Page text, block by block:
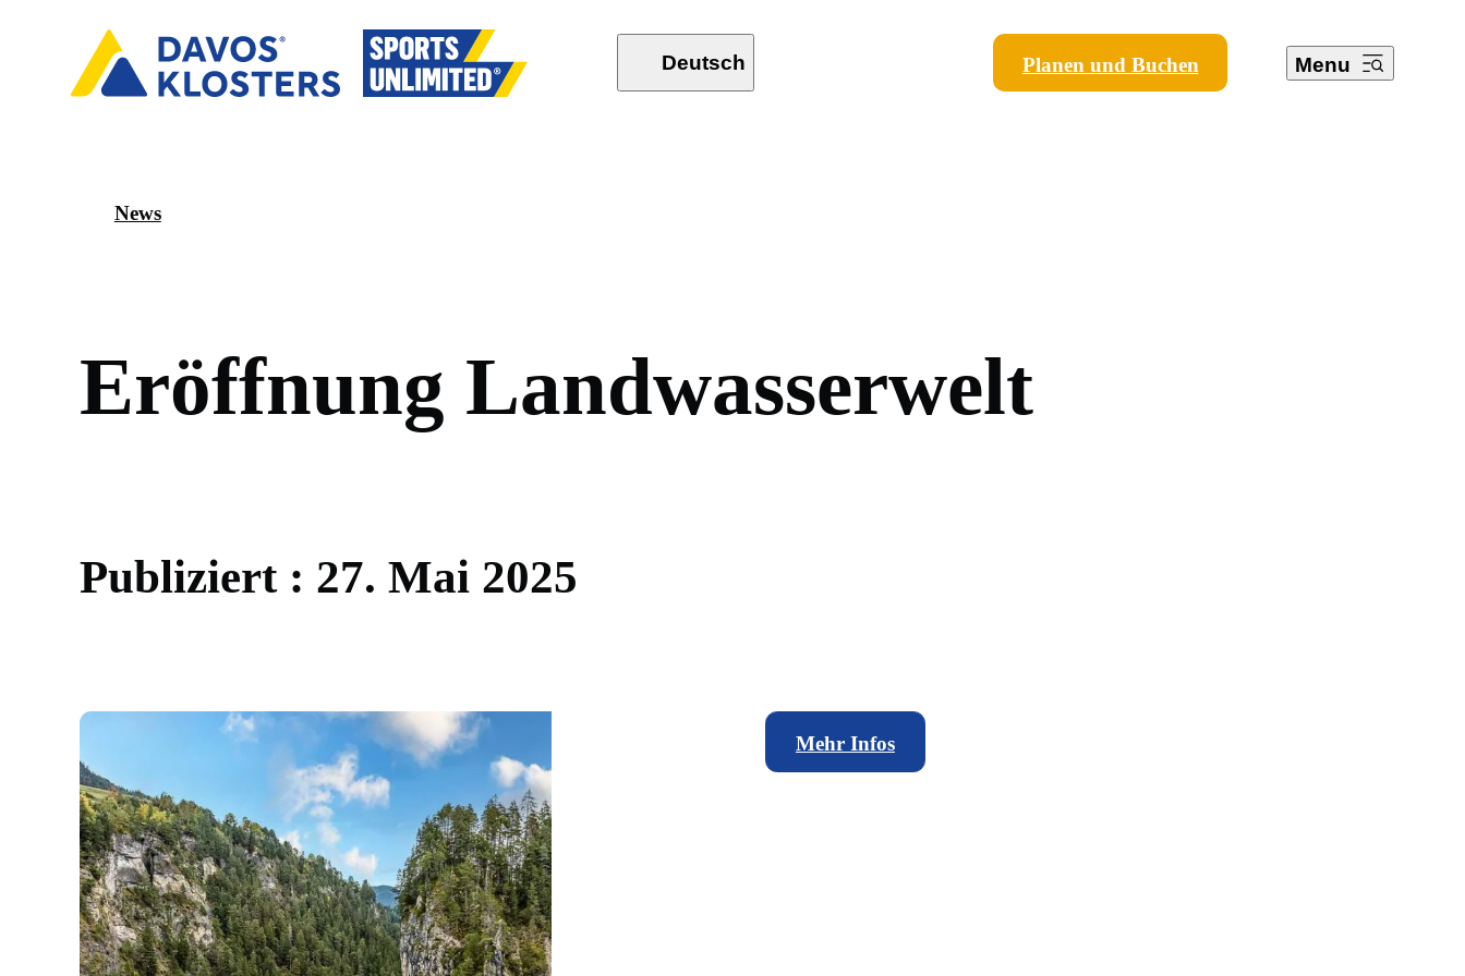
Deutsch Planen und Buchen Menu
News
Eröffnung Landwasserwelt
Publiziert : 27. Mai 2025
Mehr Infos